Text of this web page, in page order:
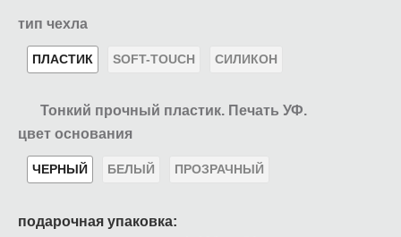
тип чехла
ПЛАСТИК SOFT-TOUCH СИЛИКОН
Тонкий прочный пластик. Печать УФ.
цвет основания
ЧЕРНЫЙ БЕЛЫЙ ПРОЗРАЧНЫЙ
подарочная упаковка: